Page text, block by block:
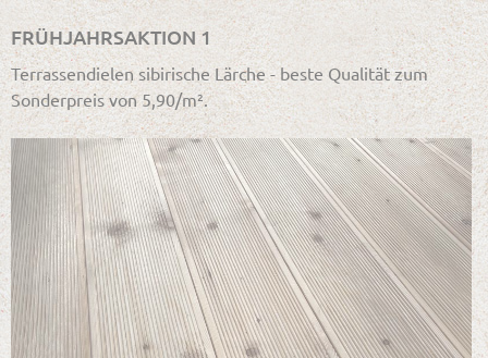
FRÜHJAHRSAKTION 1
Terrassendielen sibirische Lärche - beste Qualität zum
Sonderpreis von 5,90/m².